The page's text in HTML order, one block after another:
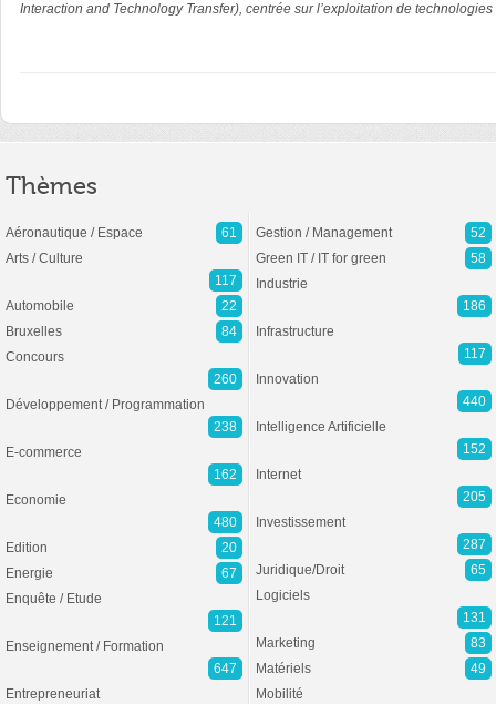
Interaction and Technology Transfer), centrée sur l’exploitation de
Thèmes
Aéronautique / Espace
61
Arts / Culture
117
Automobile
22
Bruxelles
84
Concours
260
Développement / Programmation
238
E-commerce
162
Economie
480
Edition
20
Energie
67
Enquête / Etude
121
Enseignement / Formation
647
Entrepreneuriat
Gestion / Management
52
Green IT / IT for green
58
Industrie
186
Infrastructure
117
Innovation
440
Intelligence Artificielle
152
Internet
205
Investissement
287
Juridique/Droit
65
Logiciels
131
Marketing
83
Matériels
49
Mobilité